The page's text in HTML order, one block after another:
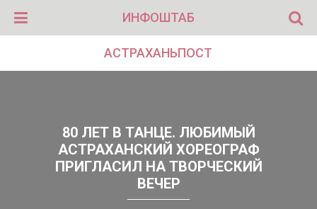
ИНФОШТАБ
АСТРАХАНЬПОСТ
80 ЛЕТ В ТАНЦЕ. ЛЮБИМЫЙ
АСТРАХАНСКИЙ ХОРЕОГРАФ
ПРИГЛАСИЛ НА ТВОРЧЕСКИЙ
ВЕЧЕР